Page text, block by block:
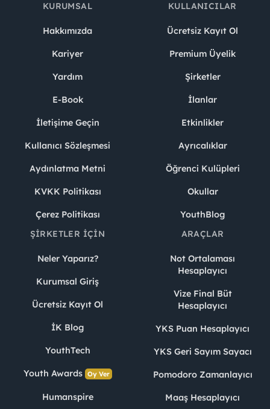
KURUMSAL
Hakkımızda
Kariyer
Yardım
E-Book
İletişime Geçin
Kullanıcı Sözleşmesi
Aydınlatma Metni
KVKK Politikası
Çerez Politikası
KULLANICILAR
Ücretsiz Kayıt Ol
Premium Üyelik
Şirketler
İlanlar
Etkinlikler
Ayrıcalıklar
Öğrenci Kulüpleri
Okullar
YouthBlog
ŞIRKETLER İÇIN
Neler Yaparız?
Kurumsal Giriş
Ücretsiz Kayıt Ol
İK Blog
YouthTech
Youth Awards Oy Ver
Humanspire
ARAÇLAR
Not Ortalaması
Hesaplayıcı
Vize Final Büt
Hesaplayıcı
YKS Puan Hesaplayıcı
YKS Geri Sayım Sayacı
Pomodoro Zamanlayıcı
Maaş Hesaplayıcı